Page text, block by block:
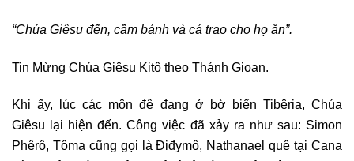
“Chúa Giêsu đến, cầm bánh và cá trao cho họ ăn”.
Tin Mừng Chúa Giêsu Kitô theo Thánh Gioan.
Khi ấy, lúc các môn đệ đang ở bờ biển Tibêria, Chúa
Giêsu lại hiện đến. Công việc đã xảy ra như sau: Simon
Phêrô, Tôma cũng gọi là Ðiđymô, Nathanael quê tại Cana